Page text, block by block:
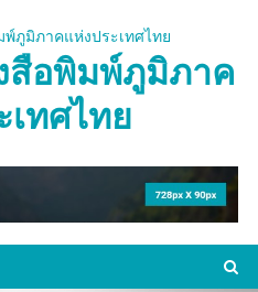
อพิมพ์ภูมิภาค
เทศไทย